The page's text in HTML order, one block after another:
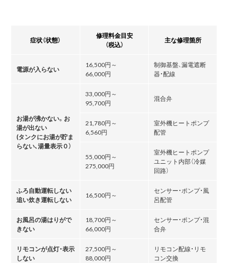
症状（状態）
修理料金目安
（税込）
主な修理箇所
電源が入らない
16,500円～
66,000円
制御基盤、漏電遮断
器・配線
お湯が沸かない。お
湯が出ない
(タンクにお湯が貯ま
らない､湯量表示０）
33,000円～
95,700円
混合弁
21,780円～
6,560円
室外機ヒートポンプ
配管
55,000円～
275,000円
室外機ヒートポンプ
ユニット内部（冷媒
回路）
ふろ自動運転しない
追い炊き運転しない
16,500円～
センサー・ポンプ・風
呂配管
お風呂の湯はりがで
きない
18,700円～
66,000円
センサー・ポンプ・混
合弁
リモコンが点灯・表示
しない
27,500円～
88,000円
リモコン配線・リモ
コン交換